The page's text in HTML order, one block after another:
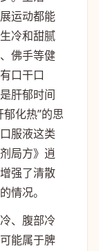
运动都能
冷和甜腻
佛手等健
口干口
肝郁时间
化热”的思
服液这类
局方》逍
强了清散
情况。
、腹部冷
能属于脾